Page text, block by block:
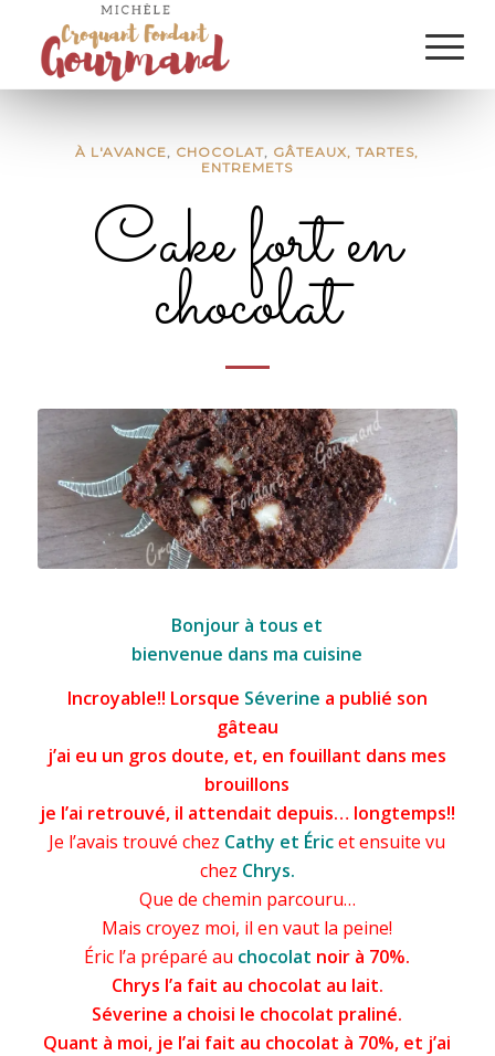
À L'AVANCE, CHOCOLAT, GÂTEAUX, TARTES,
ENTREMETS
Cake fort en
chocolat
Bonjour à tous et
bienvenue dans ma cuisine
Incroyable!! Lorsque Séverine a publié son
gâteau
j’ai eu un gros doute, et, en fouillant dans mes
brouillons
je l’ai retrouvé, il attendait depuis… longtemps!!
Je l’avais trouvé chez Cathy et Éric et ensuite vu
chez Chrys.
Que de chemin parcouru…
Mais croyez moi, il en vaut la peine!
Éric l’a préparé au chocolat noir à 70%.
Chrys l’a fait au chocolat au lait.
Séverine a choisi le chocolat praliné.
Quant à moi, je l’ai fait au chocolat à 70%, et j’ai